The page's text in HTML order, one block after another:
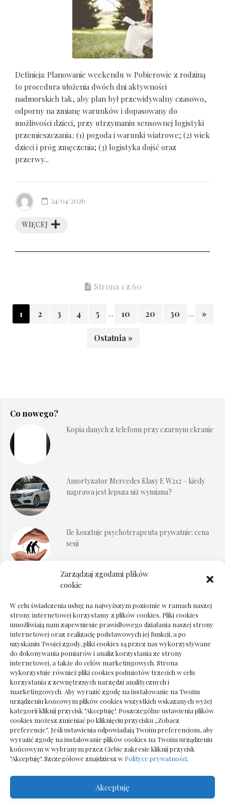
Zarządzaj zgodami plików
cookie
W celu świadczenia usług na najwyższym poziomie w ramach naszej
strony internetowej korzystamy z plików cookies. Pliki cookies
umożliwiają nam zapewnienie prawidłowego działania naszej strony
internetowej oraz realizację podstawowych jej funkcji, a po
uzyskaniu Twojej zgody, pliki cookies są przez nas wykorzystywane
do dokonywania pomiarów i analiz korzystania ze strony
internetowej, a także do celów marketingowych. Strona
wykorzystuje również pliki cookies podmiotów trzecich w celu
korzystania z zewnętrznych narzędzi analitycznych i
marketingowych. Aby wyrazić zgodę na instalowanie na Twoim
urządzeniu końcowym plików cookies wszystkich wskazanych wyżej
kategorii kliknij przycisk "Akceptuję". Poszczególne ustawienia plików
cookies możesz zmieniać po kliknięciu przycisku „Zobacz
preferencje”. Jeśli ustawienia odpowiadają Twoim preferencjom, aby
wyrazić zgodę na instalowanie plików cookies na Twoim urządzeniu
końcowym w wybranym przez Ciebie zakresie kliknij przycisk
"Akceptuję". Szczegółowe znajdziesz w Polityce prywatności.
Akceptuję
Definicja: Planowanie weekendu w Pobierowie z rodziną
to procedura ułożenia dwóch dni aktywności
nadmorskich tak, aby plan był przewidywalny czasowo,
odporny na zmianę warunków i dopasowany do
możliwości dzieci, przy utrzymaniu sensownej logistyki
przemieszczania.: (1) pogoda i warunki wiatrowe; (2) wiek
dzieci i próg zmęczenia; (3) logistyka dojść oraz
przerwy...
WIĘCEJ
24/04/2026
Strona 1 z 60
1 2 3 4 5 ... 10 20 30 ... »
Ostatnia »
Co nowego?
Kopia danych z telefonu przy czarnym ekranie
Amortyzator Mercedes Klasy E W212 – kiedy
naprawa jest lepsza niż wymiana?
Ile kosztuje psychoterapeuta prywatnie: cena
sesji
Dokumenty do odbioru przy zmianie biura
Deska podłogowa do salonu: jak wybrać bez
pośpiechu